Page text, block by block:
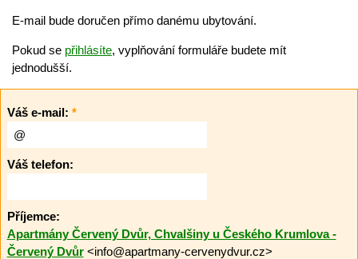
E-mail bude doručen přímo danému ubytování.
Pokud se přihlásíte, vyplňování formuláře budete mít
jednodušší.
Váš e-mail: *
Váš telefon:
Příjemce:
Apartmány Červený Dvůr, Chvalšiny u Českého Krumlova -
Červený Dvůr<info@apartmany-cervenydvur.cz>